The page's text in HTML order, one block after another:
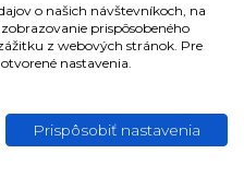
o našich návštevníkoch, na
prispôsobeného
z webových stránok. Pre
nastavenia.
Prispôsobiť nastavenia